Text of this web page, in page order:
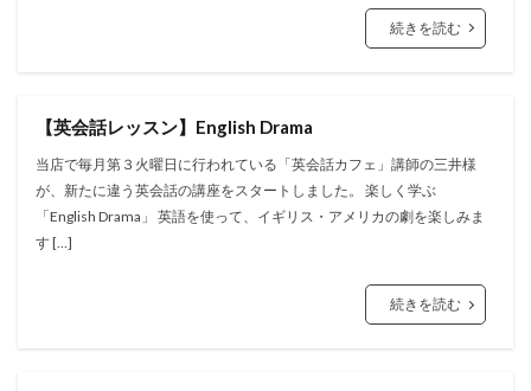
続きを読む
【英会話レッスン】English Drama
当店で毎月第３火曜日に行われている「英会話カフェ」講師の三井様
が、新たに違う英会話の講座をスタートしました。 楽しく学ぶ
「English Drama」 英語を使って、イギリス・アメリカの劇を楽しみま
す […]
続きを読む